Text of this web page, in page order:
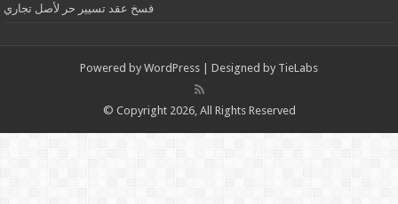
فسخ عقد تسيير حر لأصل تجاري
Powered by WordPress | Designed by TieLabs
© Copyright 2026, All Rights Reserved